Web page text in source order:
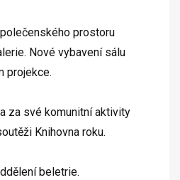
prostoru
Nové vybavení sálu
projekce.
za své komunitní aktivity
Knihovna roku.
beletrie.